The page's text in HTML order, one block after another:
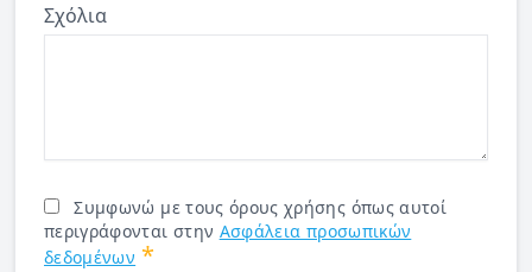
Σχόλια
Συμφωνώ με τους όρους χρήσης όπως αυτοί
περιγράφονται στην Ασφάλεια προσωπικών
δεδομένων *